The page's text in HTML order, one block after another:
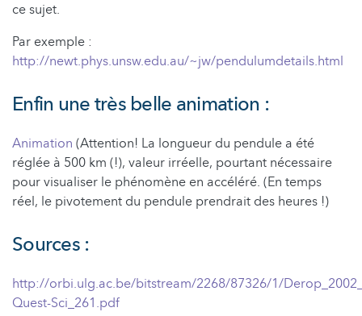
ce sujet.
Par exemple :
http://newt.phys.unsw.edu.au/~jw/pendulumdetails.html
Enfin une très belle animation :
Animation (Attention! La longueur du pendule a été
réglée à 500 km (!), valeur irréelle, pourtant nécessaire
pour visualiser le phénomène en accéléré. (En temps
réel, le pivotement du pendule prendrait des heures !)
Sources :
http://orbi.ulg.ac.be/bitstream/2268/87326/1/
Quest-Sci_261.pdf